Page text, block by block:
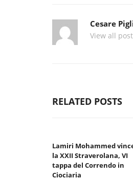
Cesare
View all
RELATED POSTS
Lamiri Mohammed
la XXII Straverolana, VI
tappa del Correndo in
Ciociaria